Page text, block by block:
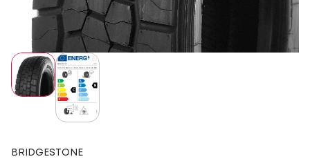
BRIDGESTONE